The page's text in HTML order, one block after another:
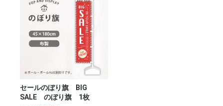
セールのぼり旗 BIG
SALE のぼり旗 1枚